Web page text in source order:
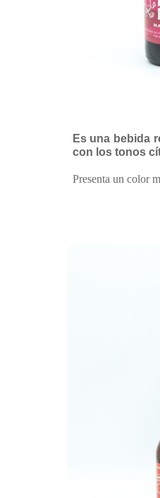
Es una bebida
con los tonos
Presenta un color